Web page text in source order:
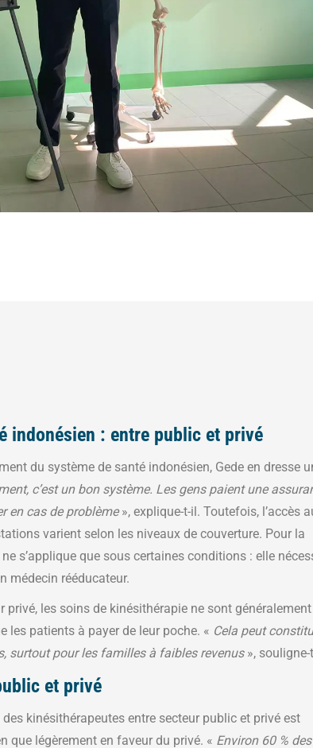
indonésien : entre public et privé
du système de santé indonésien, Gede en dresse
c’est un bon système. Les gens paient une
en cas de problème», explique-t-il. Toutefois, l’accès
varient selon les niveaux de couverture. Pour la
s’applique que sous certaines conditions : elle
médecin rééducateur.
privé, les soins de kinésithérapie ne sont
les patients à payer de leur poche. « Cela peut
surtout pour les familles à faibles revenus», souligne-
et privé
kinésithérapeutes entre secteur public et privé est
que légèrement en faveur du privé. « Environ 60 % des